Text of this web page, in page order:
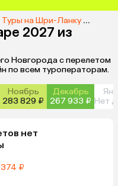
Туры на Шри-Ланку из Нижнего Новгорода
2027 из
Новгорода с перелетом
по всем туроператорам.
Ноябрь
283 829 ₽
Декабрь
267 933 ₽ Нет
нет
374 ₽